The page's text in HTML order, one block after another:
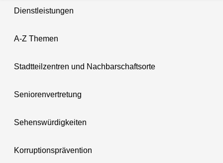
Dienstleistungen
A-Z Themen
Stadtteilzentren und Nachbarschaftsorte
Seniorenvertretung
Sehenswürdigkeiten
Korruptionsprävention